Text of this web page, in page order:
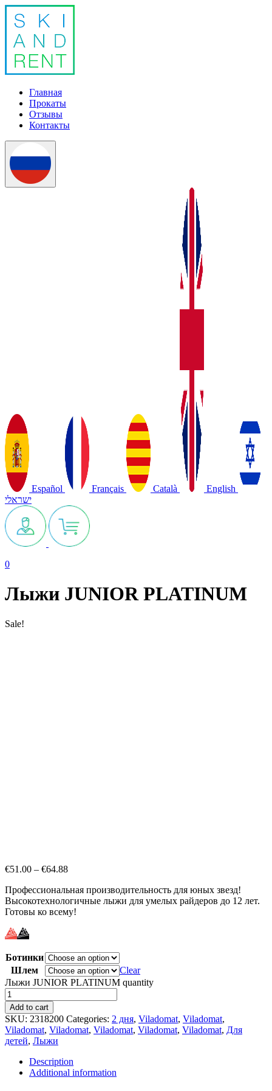
Главная
Прокаты
Отзывы
Контакты
Español Français Català
English
ישראלי
0
Лыжи JUNIOR PLATINUM
Sale!
€51.00 – €64.88
Профессиональная производительность для юных звезд!
Высокотехнологичные лыжи для умелых райдеров до 12 лет.
Готовы ко всему!
Ботинки
Шлем
Clear
Лыжи JUNIOR PLATINUM quantity
Add to cart
SKU: 2318200 Categories: 2 дня, Viladomat, Viladomat,
Viladomat, Viladomat, Viladomat, Viladomat, Viladomat, Для
детей, Лыжи
Description
Additional information